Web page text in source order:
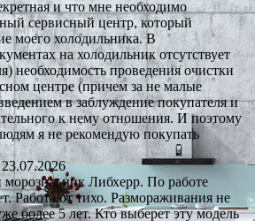
и что мне необходимо
сервисный центр, который
моего холодильника. В
на холодильник отсутствует
необходимость проведения очистки
центре (причем за не малые
в заблуждение покупателя и
к нему отношения. И поэтому
я не рекомендую покупать
Либхерр. По работе
Работают тихо. Размораживания не
более 5 лет. Кто выберет эту модель